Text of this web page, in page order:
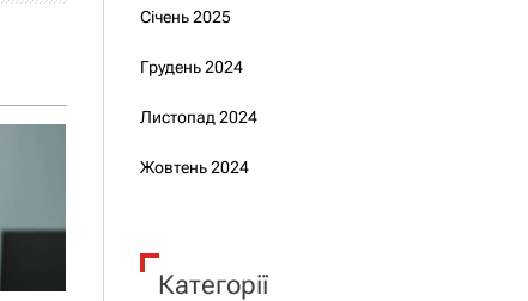
Січень 2025
Грудень 2024
Листопад 2024
Жовтень 2024
Категорії